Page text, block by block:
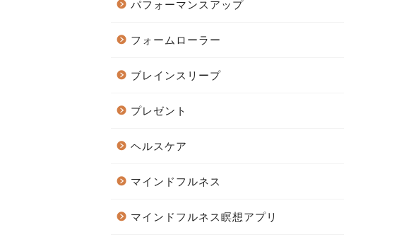
パフォーマンスアップ
フォームローラー
ブレインスリープ
プレゼント
ヘルスケア
マインドフルネス
マインドフルネス瞑想アプリ